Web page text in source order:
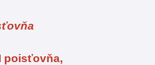
poisťovňa,